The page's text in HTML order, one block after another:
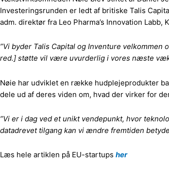
Investeringsrunden er ledt af britiske Talis
adm. direktør fra Leo Pharma’s Innovation
”Vi byder Talis Capital og Inventure
red.] støtte vil være uvurderlig i vores næste
Nøie har udviklet en række hudplejeprodukter
dele ud af deres viden om, hvad der virker for
”Vi er i dag ved et unikt vendepunkt, hvor
datadrevet tilgang kan vi ændre fremtiden
Læs hele artiklen på EU-startups her